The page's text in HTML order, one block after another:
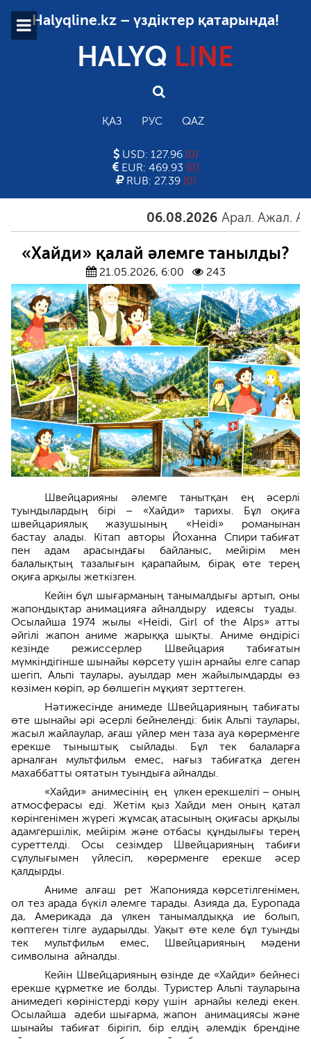
Halyqline.kz – үздіктер қатарында!
HALYQ LINE
ҚАЗ РУС QAZ
USD: 127.96 (0)
EUR: 469.93 (0)
RUB: 27.39 (0)
06.08.2026 Арал. Ажал. Айғақ
«Хайди» қалай әлемге танылды?
21.05.2026, 6:00 243
Швейцарияны әлемге танытқан ең әсерлі
туындылардың бірі – «Хайди» тарихы. Бұл оқиға
швейцариялық жазушының «Heidi» романынан
бастау алады. Кітап авторы Йоханна Спири табиғат
пен адам арасындағы байланыс, мейірім мен
балалықтың тазалығын қарапайым, бірақ өте терең
оқиға арқылы жеткізген.
Кейін бұл шығарманың танымалдығы артып, оны
жапондықтар анимацияға айналдыру идеясы туады.
Осылайша 1974 жылы «Heidi, Girl of the Alps» атты
әйгілі жапон аниме жарыққа шықты. Аниме өндірісі
кезінде режиссерлер Швейцария табиғатын
мүмкіндігінше шынайы көрсету үшін арнайы елге сапар
шегіп, Альпі таулары, ауылдар мен жайылымдарды өз
көзімен көріп, әр бөлшегін мұқият зерттеген.
Нәтижесінде анимеде Швейцарияның табиғаты
өте шынайы әрі әсерлі бейнеленді: биік Альпі таулары,
жасыл жайлаулар, ағаш үйлер мен таза ауа көрерменге
ерекше тыныштық сыйлады. Бұл тек балаларға
арналған мультфильм емес, нағыз табиғатқа деген
махаббатты оятатын туындыға айналды.
«Хайди» анимесінің ең үлкен ерекшелігі – оның
атмосферасы еді. Жетім қыз Хайди мен оның қатал
көрінгенімен жүрегі жұмсақ атасының оқиғасы арқылы
адамгершілік, мейірім және отбасы құндылығы терең
суреттелді. Осы сезімдер Швейцарияның табиғи
сұлулығымен үйлесіп, көрерменге ерекше әсер
қалдырды.
Аниме алғаш рет Жапонияда көрсетілгенімен,
ол тез арада бүкіл әлемге тарады. Азияда да, Еуропада
да, Америкада да үлкен танымалдыққа ие болып,
көптеген тілге аударылды. Уақыт өте келе бұл туынды
тек мультфильм емес, Швейцарияның мәдени
символына айналды.
Кейін Швейцарияның өзінде де «Хайди» бейнесі
ерекше құрметке ие болды. Туристер Альпі тауларына
анимедегі көріністерді көру үшін арнайы келеді екен.
Осылайша әдеби шығарма, жапон анимациясы және
шынайы табиғат бірігіп, бір елдің әлемдік брендіне